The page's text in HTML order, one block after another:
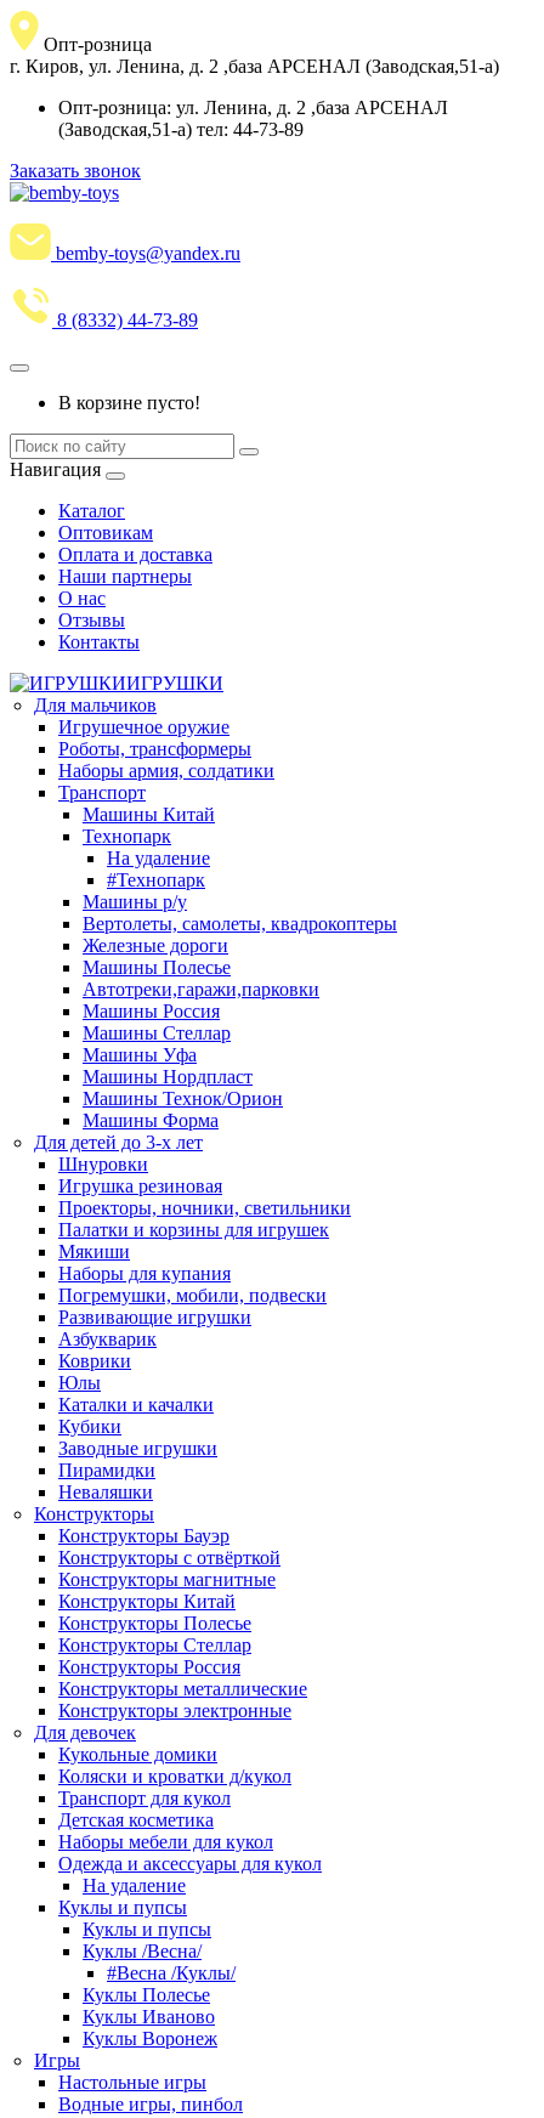
Опт-розница
г. Киров, ул. Ленина, д. 2 ,база АРСЕНАЛ (Заводская,51-а)
Опт-розница: ул. Ленина, д. 2 ,база АРСЕНАЛ
(Заводская,51-а) тел: 44-73-89
Заказать звонок
bemby-toys@yandex.ru
8 (8332) 44-73-89
В корзине пусто!
Навигация
Каталог
Оптовикам
Оплата и доставка
Наши партнеры
О нас
Отзывы
Контакты
ИГРУШКИ
Для мальчиков
Игрушечное оружие
Роботы, трансформеры
Наборы армия, солдатики
Транспорт
Машины Китай
Технопарк
На удаление
#Технопарк
Машины р/у
Вертолеты, самолеты, квадрокоптеры
Железные дороги
Машины Полесье
Автотреки,гаражи,парковки
Машины Россия
Машины Стеллар
Машины Уфа
Машины Нордпласт
Машины Технок/Орион
Машины Форма
Для детей до 3-х лет
Шнуровки
Игрушка резиновая
Проекторы, ночники, светильники
Палатки и корзины для игрушек
Мякиши
Наборы для купания
Погремушки, мобили, подвески
Развивающие игрушки
Азбукварик
Коврики
Юлы
Каталки и качалки
Кубики
Заводные игрушки
Пирамидки
Неваляшки
Конструкторы
Конструкторы Бауэр
Конструкторы с отвёрткой
Конструкторы магнитные
Конструкторы Китай
Конструкторы Полесье
Конструкторы Стеллар
Конструкторы Россия
Конструкторы металлические
Конструкторы электронные
Для девочек
Кукольные домики
Коляски и кроватки д/кукол
Транспорт для кукол
Детская косметика
Наборы мебели для кукол
Одежда и аксессуары для кукол
На удаление
Куклы и пупсы
Куклы и пупсы
Куклы /Весна/
#Весна /Куклы/
Куклы Полесье
Куклы Иваново
Куклы Воронеж
Игры
Настольные игры
Водные игры, пинбол